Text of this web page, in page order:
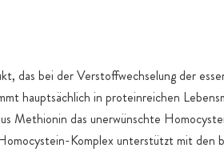
das bei der Verstoffwechselung der
hauptsächlich in proteinreichen
Methionin das unerwünschte
Komplex unterstützt mit den